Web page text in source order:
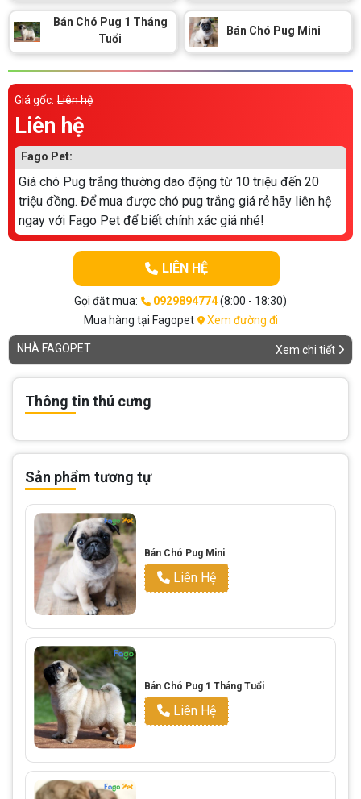
Thông tin về mèo
CHÍNH SÁCH
Chính sách mua hàng
Chính sách bảo hành
LIÊN HỆ
TỔNG ĐÀI TƯ VẤN
0929894774
Bán Chó Pug 1 Tháng
Tuổi
Bán Chó Pug Mini
Giá gốc: Liên hệ
Liên hệ
Fago Pet:
Giá chó Pug trắng thường dao động từ 10 triệu đến 20
triệu đồng. Để mua được chó pug trắng giá rẻ hãy liên hệ
ngay với Fago Pet để biết chính xác giá nhé!
LIÊN HỆ
Gọi đặt mua: 0929894774(8:00 - 18:30)
Mua hàng tại Fagopet
Xem đường đi
NHÀ FAGOPET Xem chi tiết
Thông tin thú cưng
Sản phẩm tương tự
Bán Chó Pug Mini
Liên Hệ
Bán Chó Pug 1 Tháng Tuổi
Liên Hệ